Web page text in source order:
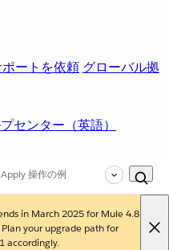
ートを依頼 グローバル拠
センター（英語）
Apply 操作の例
in March 2025 for Mule 4.8
Plan your upgrade path for
accordingly.